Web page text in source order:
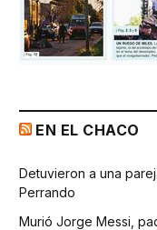
EN EL CHACO
Detuvieron a una
Perrando
Murió Jorge Messi,